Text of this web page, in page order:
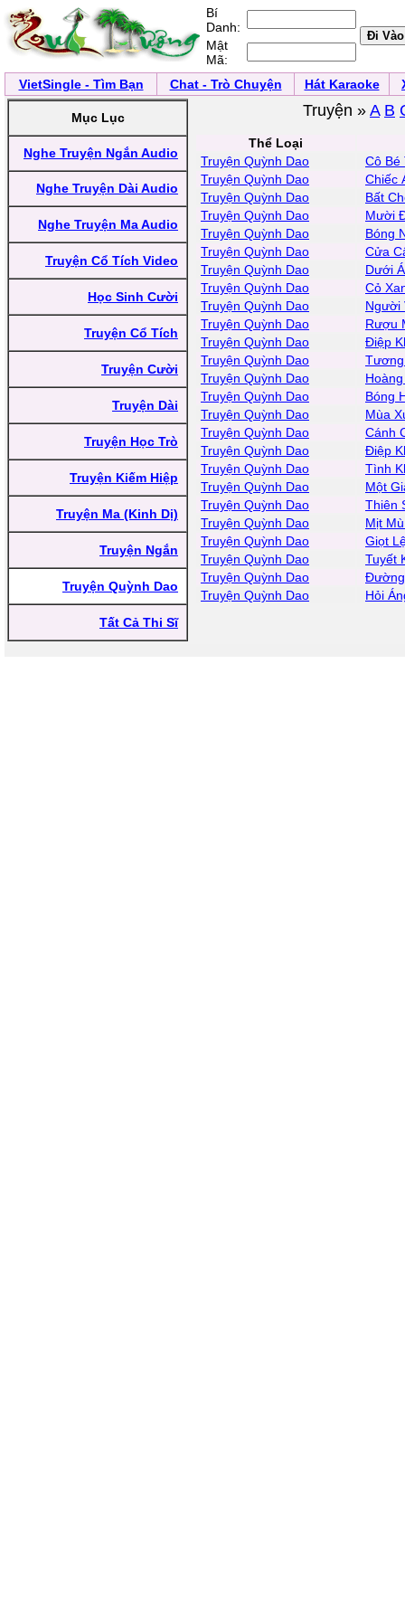
Bí
Danh:
Mật
Mã:
VietSingle - Tìm Bạn
Chat - Trò Chuyện Hát Karaoke
Mục Lục
Nghe Truyện Ngắn Audio
Nghe Truyện Dài Audio
Nghe Truyện Ma Audio
Truyện Cổ Tích Video
Học Sinh Cười
Truyện Cổ Tích
Truyện Cười
Truyện Dài
Truyện Học Trò
Truyện Kiếm Hiệp
Truyện Ma (Kinh Dị)
Truyện Ngắn
Truyện Quỳnh Dao
Tất Cả Thi Sĩ
Truyện » A B
Thể Loại
Truyện Quỳnh Dao
Cô Bé
Truyện Quỳnh Dao
Chiếc
Truyện Quỳnh Dao
Bất
Truyện Quỳnh Dao
Mười
Truyện Quỳnh Dao
Bóng
Truyện Quỳnh Dao
Cửa
Truyện Quỳnh Dao
Dưới
Truyện Quỳnh Dao
Cỏ
Truyện Quỳnh Dao
Người
Truyện Quỳnh Dao
Rượu
Truyện Quỳnh Dao
Điệp
Truyện Quỳnh Dao
Truyện Quỳnh Dao
Truyện Quỳnh Dao
Bóng
Truyện Quỳnh Dao
Mùa
Truyện Quỳnh Dao
Cánh
Truyện Quỳnh Dao
Điệp
Truyện Quỳnh Dao
Tình
Truyện Quỳnh Dao
Một
Truyện Quỳnh Dao
Thiên
Truyện Quỳnh Dao
Mịt
Truyện Quỳnh Dao
Giọt
Truyện Quỳnh Dao
Tuyết
Truyện Quỳnh Dao
Truyện Quỳnh Dao
Hỏi